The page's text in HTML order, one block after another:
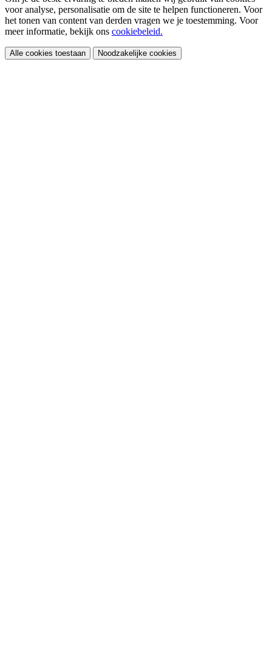
voor analyse, personalisatie om de site te helpen functioneren. Voor
het tonen van content van derden vragen we je toestemming. Voor
meer informatie, bekijk ons cookiebeleid.
Alle cookies toestaan Noodzakelijke cookies